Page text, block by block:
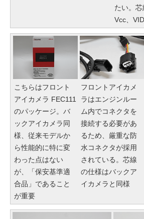
たい。
Vcc、
こちらはフロント
アイカメラ FEC111
のパッケージ。バ
ックアイカメラ同
様、従来モデルか
ら性能的に特に変
わった点はない
が、「保安基準適
合品」であること
が重要
フロントアイカメ
ラはエンジンルー
ム内でコネクタを
接続する必要があ
るため、厳重な防
水コネクタが採用
されている。芯線
の仕様はバックア
イカメラと同様